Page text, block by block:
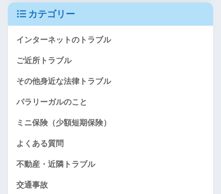
カテゴリー
インターネットのトラブル
ご近所トラブル
その他身近な法律トラブル
パラリーガルのこと
ミニ保険（少額短期保険）
よくある質問
不動産・近隣トラブル
交通事故